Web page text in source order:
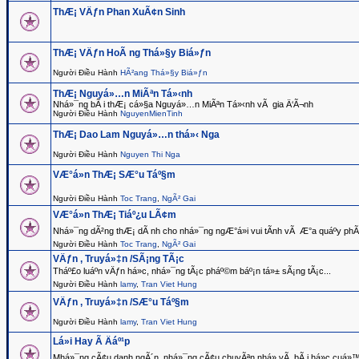
ThÆ¡ VÄƒn Phan XuÃ¢n Sinh
ThÆ¡ VÄƒn HoÃ ng Thá»§y Biá»ƒn
Người Điều Hành HÃ²ang Thá»§y Biá»ƒn
ThÆ¡ Nguyá»…n MiÃªn Tá»‹nh
Nhá»¯ng bÃ i thÆ¡ cá»§a Nguyá»…n MiÃªn Tá»‹nh vÃ gia Ä‘Ã¬nh
Người Điều Hành NguyenMienTinh
ThÆ¡ Dao Lam Nguyá»…n thá»‹ Nga
Người Điều Hành Nguyen Thi Nga
VÆ°á»n ThÆ¡ SÆ°u Táº§m
Người Điều Hành Toc Trang NgÃ² Gai
VÆ°á»n ThÆ¡ Tiáº¿u LÃ¢m
Nhá»¯ng dÃ²ng thÆ¡ dÃ nh cho nhá»¯ng ngÆ°á»i vui tÃ­nh vÃ Æ°a quáº­y
Người Điều Hành Toc Trang NgÃ² Gai
VÄƒn , Truyá»‡n /SÃ¡ng TÃ¡c
Tháº£o luáº­n vÄƒn há»c, nhá»¯ng tÃ¡c pháº©m báº¡n tá»± sÃ¡ng tÃ¡c...
Người Điều Hành lamy, Tran Viet Hung
VÄƒn , Truyá»‡n /SÆ°u Táº§m
Người Điều Hành lamy, Tran Viet Hung
Lá»i Hay Ã Äáº¹p